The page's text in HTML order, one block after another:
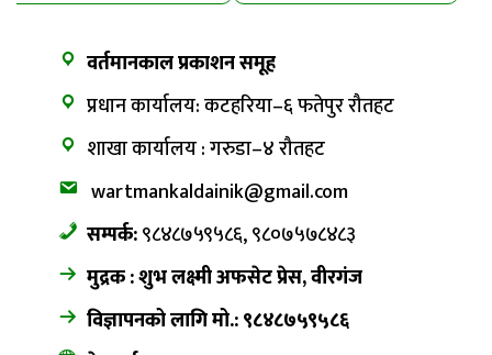
वर्तमानकाल प्रकाशन समूह
प्रधान कार्यालय: कटहरिया–६ फतेपुर रौतहट
शाखा कार्यालय : गरुडा–४ रौतहट
wartmankaldainik@gmail.com
सम्पर्क:९८४८७५९५८६, ९८०७५७८४८३
मुद्रक : शुभ लक्ष्मी अफसेट प्रेस, वीरगंज
विज्ञापनको लागि मो.: ९८४८७५९५८६